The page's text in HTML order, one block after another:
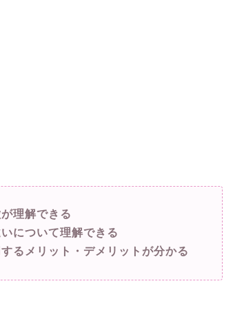
理解できる
について理解できる
るメリット・デメリットが分かる